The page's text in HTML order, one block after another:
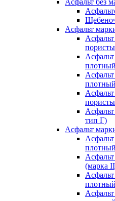
Асфальт без
Асфальт
тип Г)
Асфальт
(марка